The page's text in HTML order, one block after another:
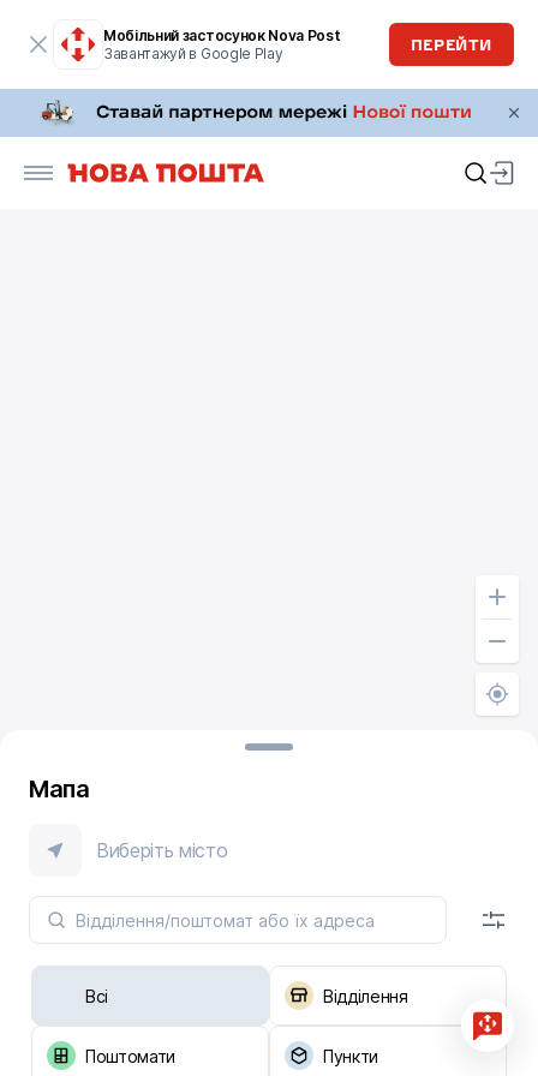
Мобільний застосунок Nova Post
Завантажуй в Google Play
ПЕРЕЙТИ
Мапа
Виберіть місто
Всі Відділення
Поштомати Пункти